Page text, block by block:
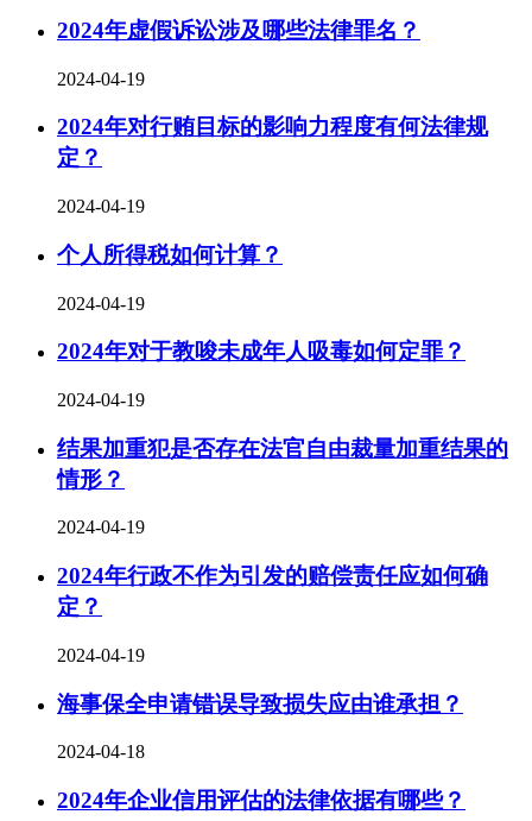
2024年虚假诉讼涉及哪些法律罪名？
2024-04-19
2024年对行贿目标的影响力程度有何法律规
定？
2024-04-19
个人所得税如何计算？
2024-04-19
2024年对于教唆未成年人吸毒如何定罪？
2024-04-19
结果加重犯是否存在法官自由裁量加重结果的
情形？
2024-04-19
2024年行政不作为引发的赔偿责任应如何确
定？
2024-04-19
海事保全申请错误导致损失应由谁承担？
2024-04-18
2024年企业信用评估的法律依据有哪些？